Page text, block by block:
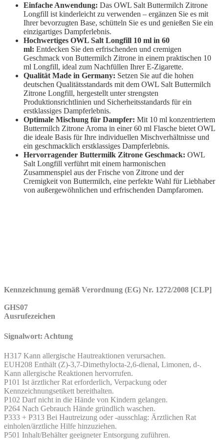
Einfache Anwendung: Das OWL Salt Buttermilch Zitrone
Longfill ist kinderleicht zu verwenden – ergänzen Sie es mit
Ihrer bevorzugten Base, schütteln Sie es und genießen Sie ein
einzigartiges Dampferlebnis.
Hochwertiges OWL Salt Longfill 10 ml in 60
ml: Entdecken Sie den erfrischenden und cremigen
Geschmack von Buttermilch Zitrone in einem praktischen 10
ml Longfill, ideal zum Nachfüllen Ihrer E-Zigarette.
Qualität Made in Germany: Setzen Sie auf die hohen
deutschen Qualitätsstandards mit dem OWL Salt Buttermilch
Zitrone Longfill, hergestellt unter strengsten
Produktionsrichtlinien und Sicherheitsstandards für ein
erstklassiges Dampferlebnis.
Optimale Mischung für Dampfer: Mit 10 ml konzentriertem
Buttermilch Zitrone Aroma in einer 60 ml Flasche bietet OWL
die ideale Basis für Ihre individuellen Mischverhältnisse und
ein geschmacklich erstklassiges Dampferlebnis.
Hervorragender Buttermilk Zitrone Geschmack: OWL
Salt Longfill verführt mit einem harmonischen
Zusammenspiel aus der Frische von Zitrone und der
Cremigkeit von Buttermilch, eine perfekte Wahl für Liebhaber
von außergewöhnlichen und erfrischenden Dampfaromen.
Kennzeichnung gemäß Verordnung (EG) Nr. 1272/2008 [CLP]
GHS07
Ausrufezeichen
Signalwort: Achtung
H317 Kann allergische Hautreaktionen verursachen.
EUH208 Enthält (Z)-3,7-Dimethylocta-2,6-dienal, Limonen, d-.
Kann allergische Reaktionen hervorrufen.
P101 Ist ärztlicher Rat erforderlich, Verpackung oder
Kennzeichnungsetikett bereithalten.
P102 Darf nicht in die Hände von Kindern gelangen.
P264 Nach Gebrauch Hände gründlich waschen.
P333 + P313 Bei Hautreizung oder -ausschlag: Ärztlichen Rat
einholen/ärztliche Hilfe hinzuziehen.
P501 Inhalt/Behälter geeigneter Entsorgung zuführen.